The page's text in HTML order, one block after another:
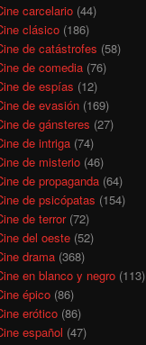
carcelario(44)
clásico(186)
de catástrofes (58)
de comedia(76)
de espías (12)
de evasión(169)
de gánsteres (27)
de intriga(74)
de misterio(46)
de propaganda(64)
de psicópatas (154)
de terror(72)
del oeste(52)
drama(368)
en blanco y negro(113)
épico(86)
erótico(86)
español (47)